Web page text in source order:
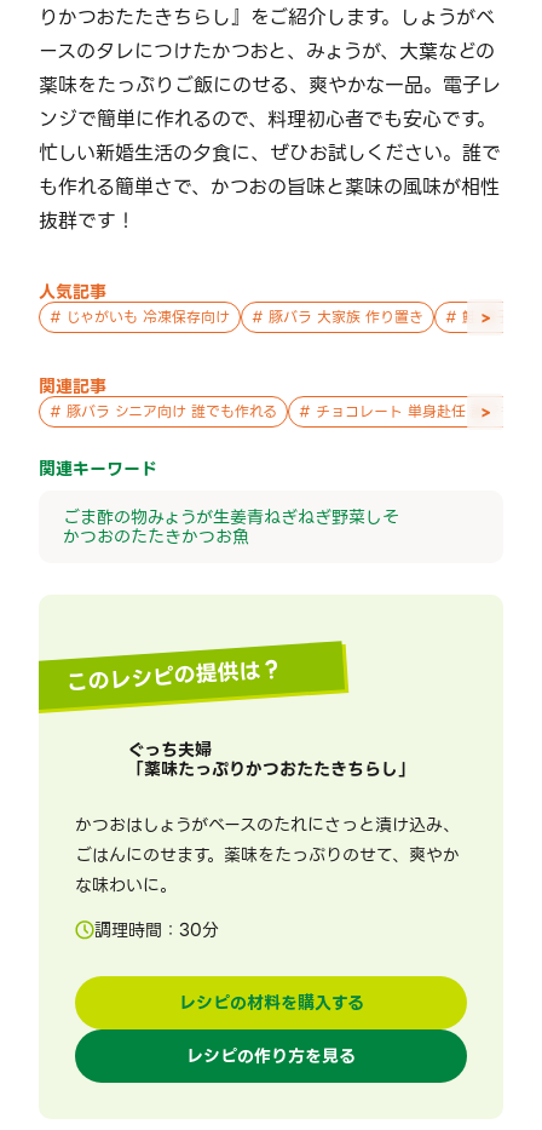
りかつおたたきちらし』をご紹介します。しょうがベ
ースのタレにつけたかつおと、みょうが、大葉などの
薬味をたっぷりご飯にのせる、爽やかな一品。電子レ
ンジで簡単に作れるので、料理初心者でも安心です。
忙しい新婚生活の夕食に、ぜひお試しください。誰で
も作れる簡単さで、かつおの旨味と薬味の風味が相性
抜群です！
人気記事
# じゃがいも 冷凍保存向け # 豚バラ 大家族 作り置き # 鮭 親子 作
>
関連記事
# 豚バラ シニア向け 誰でも作れる # チョコレート 単身赴任 誰でも作
>
関連キーワード
ごま酢の物みょうが生姜青ねぎねぎ野菜しそ
かつおのたたきかつお魚
このレシピの提供は？
ぐっち夫婦
「薬味たっぷりかつおたたきちらし」
かつおはしょうがベースのたれにさっと漬け込み、
ごはんにのせます。薬味をたっぷりのせて、爽やか
な味わいに。
調理時間： 30分
レシピの材料を購入する
レシピの作り方を見る